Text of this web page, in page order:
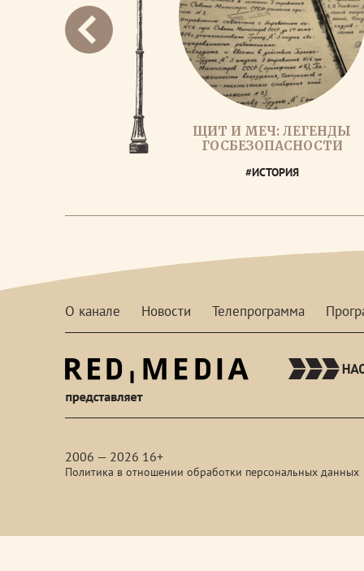
ЩИТ И МЕЧ: ЛЕГЕНДЫ
ГОСБЕЗОПАСНОСТИ
#ИСТОРИЯ
О канале Новости Телепрограмма
2006 — 2026 16+
Политика в отношении обработки персональных данных